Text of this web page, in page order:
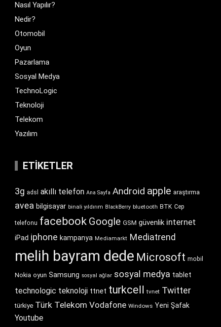
Nasıl Yapılır?
Nedir?
Otomobil
Oyun
Pazarlama
Sosyal Medya
TechnoLogic
Teknoloji
Telekom
Yazılım
ETIKETLER
3g adsl akıllı telefon Ana Sayfa Android apple araştırma
avea bilgisayar binali yıldırım BlackBerry bluetooth BTK Cep
telefonu facebook Google GSM güvenlik internet
iPad iphone kampanya Mediamarkt Mediatrend
melih bayram dede Microsoft mobil
Nokia oyun Samsung sosyal ağlar sosyal medya tablet
technologic teknoloji ttnet turkcell tvnet Twitter
türkiye Türk Telekom Vodafone Windows Yeni Şafak
Youtube